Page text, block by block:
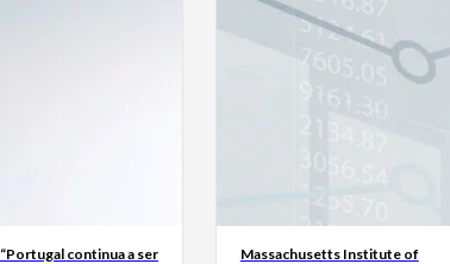
continua a ser
Massachusetts Institute of